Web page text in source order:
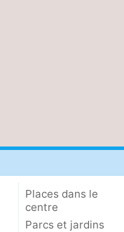
Places dans le
centre
Parcs et jardins